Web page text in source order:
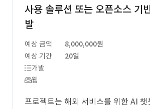
사용 솔루션 또는 오픈소스 기
발
예상 금액
8,000,000원
예상 기간
20일
개발
웹
프로젝트는 해외 서비스를 위한 AI